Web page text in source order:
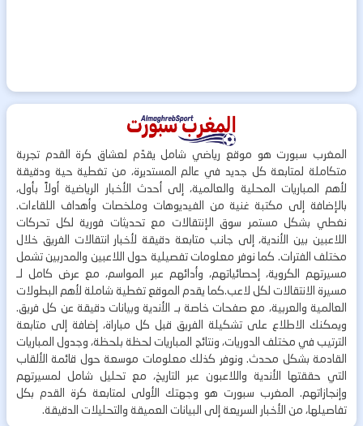
المغرب سبورت هو موقع رياضي شامل يقدّم لعشاق كرة القدم تجربة
متكاملة لمتابعة كل جديد في عالم المستديرة، من تغطية حية ودقيقة
لأهم المباريات المحلية والعالمية، إلى أحدث الأخبار الرياضية أولاً بأول،
بالإضافة إلى مكتبة غنية من الفيديوهات وملخصات وأهداف اللقاءات.
نغطي بشكل مستمر سوق الإنتقالات مع تحديثات فورية لكل تحركات
اللاعبين بين الأندية، إلى جانب متابعة دقيقة لأخبار انتقالات الفريق خلال
مختلف الفترات. كما نوفر معلومات تفصيلية حول اللاعبين والمدربين تشمل
مسيرتهم الكروية، إحصائياتهم، وأدائهم عبر المواسم، مع عرض كامل لـ
مسيرة الانتقالات لكل لاعب.كما يقدم الموقع تغطية شاملة لأهم البطولات
العالمية والعربية، مع صفحات خاصة بـ الأندية وبيانات دقيقة عن كل فريق.
ويمكنك الاطلاع على تشكيلة الفريق قبل كل مباراة، إضافة إلى متابعة
الترتيب في مختلف الدوريات، ونتائج المباريات لحظة بلحظة، وجدول المباريات
القادمة بشكل محدث. ونوفر كذلك معلومات موسعة حول قائمة الألقاب
التي حققتها الأندية واللاعبون عبر التاريخ، مع تحليل شامل لمسيرتهم
وإنجازاتهم. المغرب سبورت هو وجهتك الأولى لمتابعة كرة القدم بكل
تفاصيلها، من الأخبار السريعة إلى البيانات العميقة والتحليلات الدقيقة.